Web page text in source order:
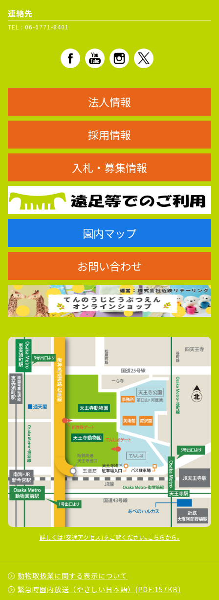
連絡先
TEL : 06-6771-8401
法人情報
採用情報
入札・募集情報
園内マップ
お問い合わせ
詳しくは｢交通アクセス｣をご覧ください｡こちらから｡
動物取扱業に関する表示について
緊急時園内放送（やさしい日本語）(PDF:157KB)